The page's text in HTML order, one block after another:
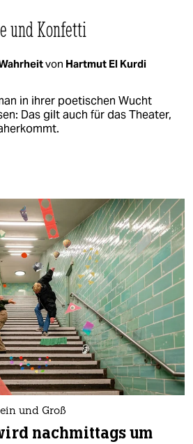
und Konfetti
von Hartmut El Kurdi
in ihrer poetischen Wucht
Das gilt auch für das Theater,
und Groß
nachmittags um